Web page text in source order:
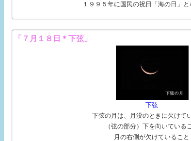
１９９５年に国民の祝日「海の日」
「７月１８日＊下弦」
下弦
下弦の月は、月没のときに欠けて
（弦の部分）下を向いている
月の右側が欠けていること